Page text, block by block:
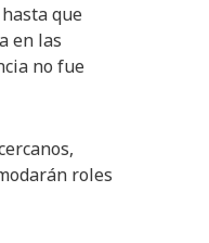
que
en las
no fue
roles